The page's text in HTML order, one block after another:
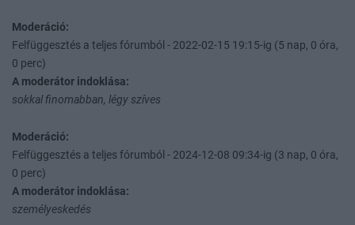
Moderáció:
Felfüggesztés a teljes fórumból - 2022-02-15 19:15-ig (5 nap, 0 óra,
0 perc)
A moderátor indoklása:
sokkal finomabban, légy szíves
Moderáció:
Felfüggesztés a teljes fórumból - 2024-12-08 09:34-ig (3 nap, 0 óra,
0 perc)
A moderátor indoklása:
személyeskedés